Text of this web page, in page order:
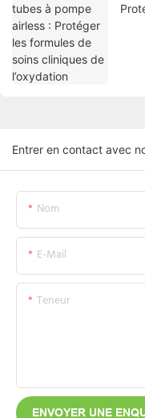
Entrer en contact avec
Nom
E-Mail
Teneur
ENVOYER UNE